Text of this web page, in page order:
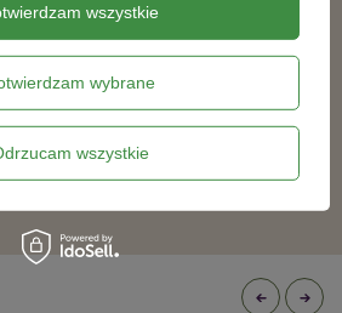
Nawóz Zadbane Kwiaty - Do
19,79 zł
wybrane
wszystkie
wszystkie